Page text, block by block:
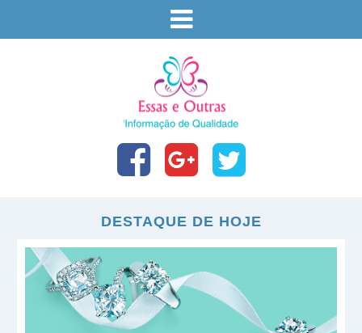
DESTAQUE DE HOJE